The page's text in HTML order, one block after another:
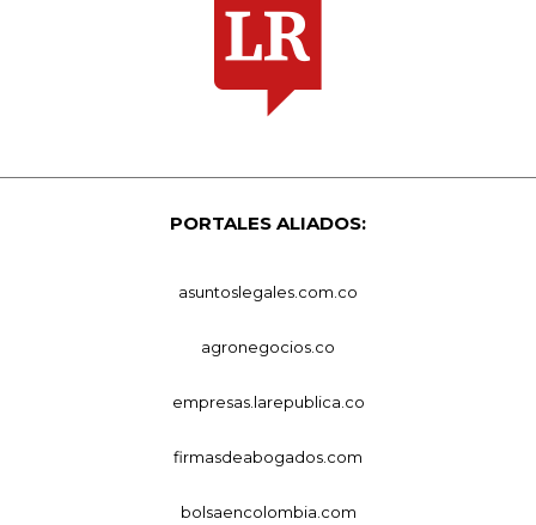
PORTALES ALIADOS:
asuntoslegales.com.co
agronegocios.co
empresas.larepublica.co
firmasdeabogados.com
bolsaencolombia.com